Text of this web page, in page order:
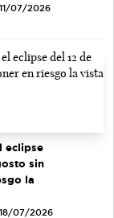
07/2026
eclipse
sin
la
07/2026